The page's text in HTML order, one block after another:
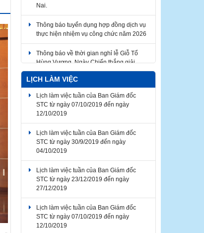
Thông báo tuyển dụng hợp đồng dịch vụ
thực hiện nhiệm vụ công chức năm 2026
Thông báo về thời gian nghỉ lễ Giỗ Tổ
Hùng Vương, Ngày Chiến thắng giải
Ngày Quốc tế Lao động 2026
LỊCH LÀM VIỆC
Lịch làm việc tuần của Ban Giám đốc
STC từ ngày 07/10/2019 đến ngày
12/10/2019
STC từ ngày 30/9/2019 đến ngày
04/10/2019
STC từ ngày 23/12/2019 đến ngày
27/12/2019
STC từ ngày 07/10/2019 đến ngày
12/10/2019